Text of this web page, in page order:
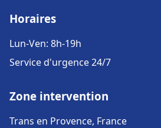
Horaires
Lun-Ven: 8h-19h
Service d'urgence 24/7
Zone intervention
Trans en Provence, France